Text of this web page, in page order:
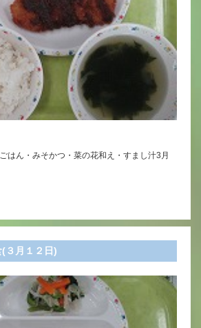
はん・みそかつ・菜の花和え・すまし汁3月
３月１２日)